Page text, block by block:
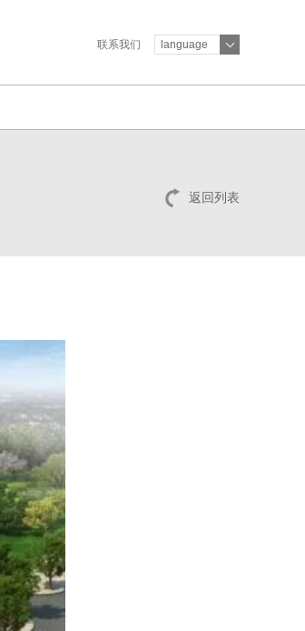
联系我们 language
返回列表